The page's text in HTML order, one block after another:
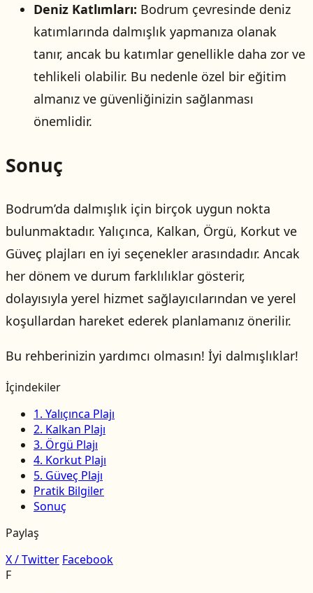
Deniz Katlımları: Bodrum çevresinde deniz
katımlarında dalmışlık yapmanıza olanak
tanır, ancak bu katımlar genellikle daha zor ve
tehlikeli olabilir. Bu nedenle özel bir eğitim
almanız ve güvenliğinizin sağlanması
önemlidir.
Sonuç
Bodrum’da dalmışlık için birçok uygun nokta
bulunmaktadır. Yalıçınca, Kalkan, Örgü, Korkut ve
Güveç plajları en iyi seçenekler arasındadır. Ancak
her dönem ve durum farklılıklar gösterir,
dolayısıyla yerel hizmet sağlayıcılarından ve yerel
koşullardan hareket ederek planlamanız önerilir.
Bu rehberinizin yardımcı olmasın! İyi dalmışlıklar!
İçindekiler
1. Yalıçınca Plajı
2. Kalkan Plajı
3. Örgü Plajı
4. Korkut Plajı
5. Güveç Plajı
Pratik Bilgiler
Sonuç
Paylaş
X / Twitter Facebook
F